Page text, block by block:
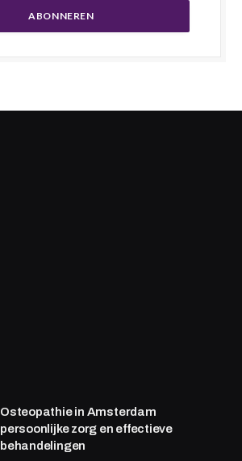
Osteopathie in Amsterdam
persoonlijke zorg en effectieve
behandelingen